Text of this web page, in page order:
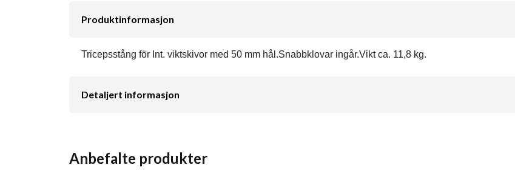
Produktinformasjon
Tricepsstång för Int. viktskivor med 50 mm hål.Snabbklovar ingår.Vikt ca. 11,8 kg.
Detaljert informasjon
Anbefalte produkter